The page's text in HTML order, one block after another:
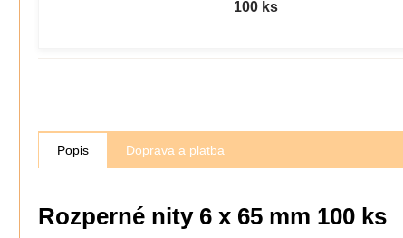
100 ks
Popis Doprava a platba
Rozperné nity 6 x 65 mm 100 ks